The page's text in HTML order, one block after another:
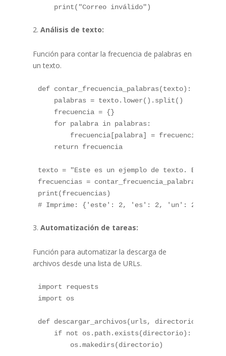
Análisis de texto:
Función para contar la frecuencia de palabras en
un texto.
def contar_frecuencia_palabras(texto):
    palabras = texto.lower().split()
    frecuencia = {}
    for palabra in palabras:
frecuencia[palabra] =
    return frecuencia
texto = "Este es un ejemplo de texto. Este
frecuencias =
print(frecuencias)
Automatización de tareas:
Función para automatizar la descarga de
archivos desde una lista de URLs.
import requests
import os
def descargar_archivos(urls, directorio):
    if not os.path.exists(directorio):
        os.makedirs(directorio)